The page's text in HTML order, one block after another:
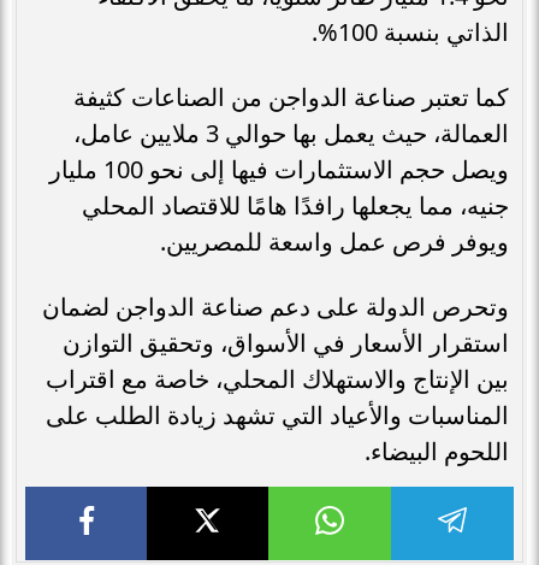
الذاتي بنسبة 100%.
كما تعتبر صناعة الدواجن من الصناعات كثيفة
العمالة، حيث يعمل بها حوالي 3 ملايين عامل،
ويصل حجم الاستثمارات فيها إلى نحو 100 مليار
جنيه، مما يجعلها رافدًا هامًا للاقتصاد المحلي
ويوفر فرص عمل واسعة للمصريين.
وتحرص الدولة على دعم صناعة الدواجن لضمان
استقرار الأسعار في الأسواق، وتحقيق التوازن
بين الإنتاج والاستهلاك المحلي، خاصة مع اقتراب
المناسبات والأعياد التي تشهد زيادة الطلب على
اللحوم البيضاء.